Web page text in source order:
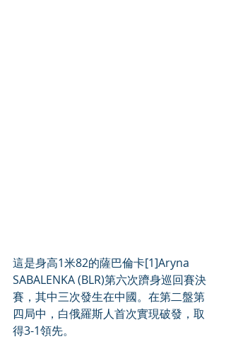
這是身高1米82的薩巴倫卡[1]Aryna
SABALENKA (BLR)第六次躋身巡回賽決
賽，其中三次發生在中國。在第二盤第
四局中，白俄羅斯人首次實現破發，取
得3-1領先。